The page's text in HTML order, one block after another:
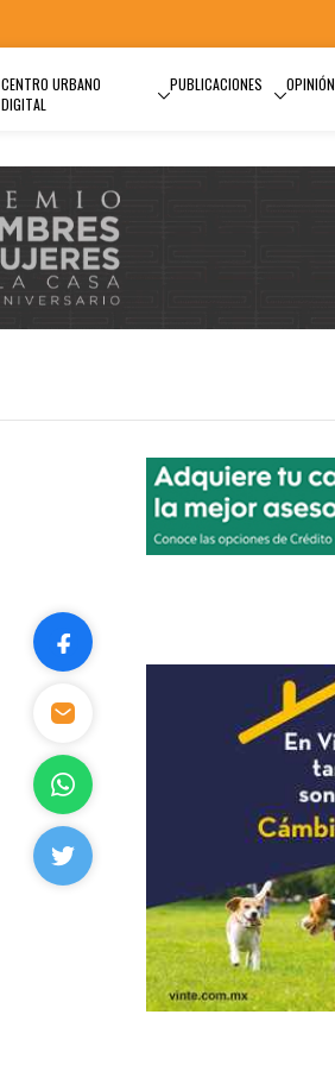
CENTRO URBANO
DIGITAL
PUBLICACIONES OPINIÓN